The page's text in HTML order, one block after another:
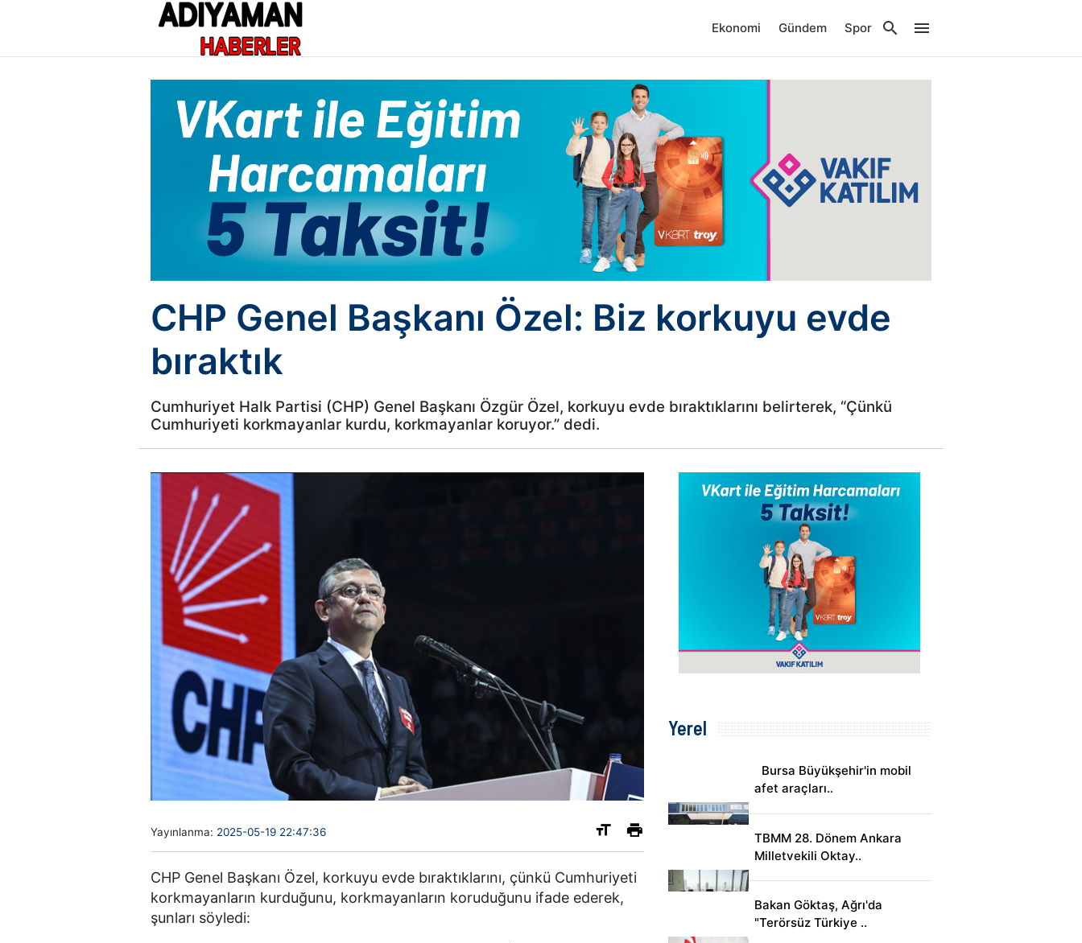
Ekonomi Gündem Spor
CHP Genel Başkanı Özel: Biz korkuyu evde
bıraktık
Cumhuriyet Halk Partisi (CHP) Genel Başkanı Özgür Özel, korkuyu evde bıraktıklarını belirterek, “Çünkü
Cumhuriyeti korkmayanlar kurdu, korkmayanlar koruyor.” dedi.
Yayınlanma: 2025-05-19 22:47:36
CHP Genel Başkanı Özel, korkuyu evde bıraktıklarını, çünkü Cumhuriyeti
korkmayanların kurduğunu, korkmayanların koruduğunu ifade ederek,
şunları söyledi:
Yerel
Bursa Büyükşehir'in mobil
afet araçları..
TBMM 28. Dönem Ankara
Milletvekili Oktay..
Bakan Göktaş, Ağrı'da
"Terörsüz Türkiye ..